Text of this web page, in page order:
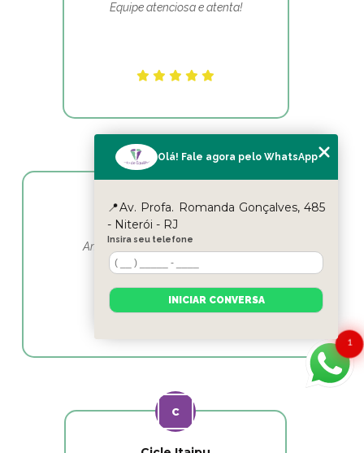
Equipe atenciosa e atenta!
Yasmin Moura
Amo esse lugar e as profissionais em
fisioterapia as melhores
1
Olá! Fale agora pelo WhatsApp
📍Av. Profa. Romanda Gonçalves, 485
- Niterói - RJ
Insira seu telefone
INICIAR CONVERSA